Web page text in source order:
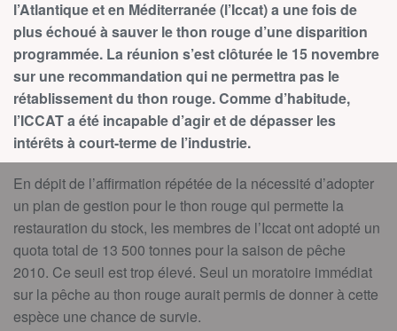
l’Atlantique et en Méditerranée (l’Iccat) a une fois de
plus échoué à sauver le thon rouge d’une disparition
programmée. La réunion s’est clôturée le 15 novembre
sur une recommandation qui ne permettra pas le
rétablissement du thon rouge. Comme d’habitude,
l’ICCAT a été incapable d’agir et de dépasser les
intérêts à court-terme de l’industrie.
En dépit de l’affirmation répétée de la nécessité d’adopter
un plan de gestion pour le thon rouge qui permette la
restauration du stock, les membres de l’Iccat ont adopté un
quota total de 13 500 tonnes pour la saison de pêche
2010. Ce seuil est trop élevé. Seul un moratoire immédiat
sur la pêche au thon rouge aurait permis de donner à cette
espèce une chance de survie.